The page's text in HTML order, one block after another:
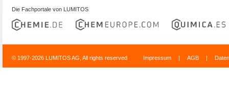
Die Fachportale von LUMITOS
© 1997-2026 LUMITOS AG, All rights reserved Impressum | AGB |